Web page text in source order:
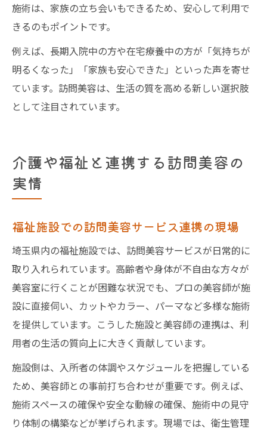
施術は、家族の立ち会いもできるため、安心して利用で
きるのもポイントです。
例えば、長期入院中の方や在宅療養中の方が「気持ちが
明るくなった」「家族も安心できた」といった声を寄せ
ています。訪問美容は、生活の質を高める新しい選択肢
として注目されています。
介護や福祉と連携する訪問美容の
実情
福祉施設での訪問美容サービス連携の現場
埼玉県内の福祉施設では、訪問美容サービスが日常的に
取り入れられています。高齢者や身体が不自由な方々が
美容室に行くことが困難な状況でも、プロの美容師が施
設に直接伺い、カットやカラー、パーマなど多様な施術
を提供しています。こうした施設と美容師の連携は、利
用者の生活の質向上に大きく貢献しています。
施設側は、入所者の体調やスケジュールを把握している
ため、美容師との事前打ち合わせが重要です。例えば、
施術スペースの確保や安全な動線の確保、施術中の見守
り体制の構築などが挙げられます。現場では、衛生管理